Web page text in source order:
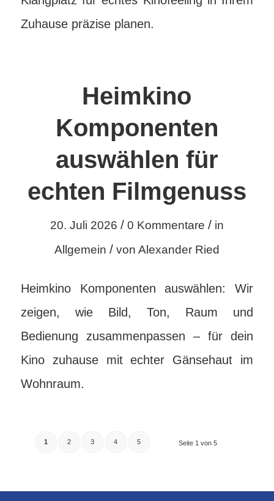
Zuhause präzise planen.
Heimkino
Komponenten
auswählen für
echten Filmgenuss
20. Juli 2026 / 0 Kommentare / in
Allgemein / von Alexander Ried
Heimkino Komponenten auswählen: Wir
zeigen, wie Bild, Ton, Raum und
Bedienung zusammenpassen – für dein
Kino zuhause mit echter Gänsehaut im
Wohnraum.
Seite 1 von 5
1 2 3 4 5